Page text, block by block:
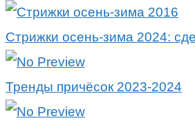
Стрижки осень-зима 2024:
Тренды причёсок 2023-2024